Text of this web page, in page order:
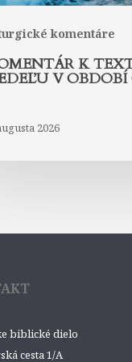
komentáre
K
V OBDOBÍ
2026
biblické dielo
cesta 1/A